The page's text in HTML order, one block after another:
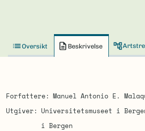
Oversikt Beskrivelse Artstre
Forfattere
Manuel Antonio E.
Utgiver
Universitetsmuseet i
i Bergen